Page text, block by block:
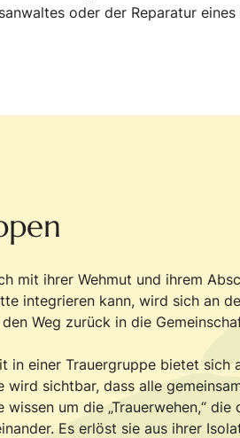
oder der Reparatur eines
mit ihrer Wehmut und ihrem
integrieren kann, wird sich an
Weg zurück in die
in einer Trauergruppe bietet
wird sichtbar, dass alle
wissen um die „Trauerwehen,“
Es erlöst sie aus ihrer